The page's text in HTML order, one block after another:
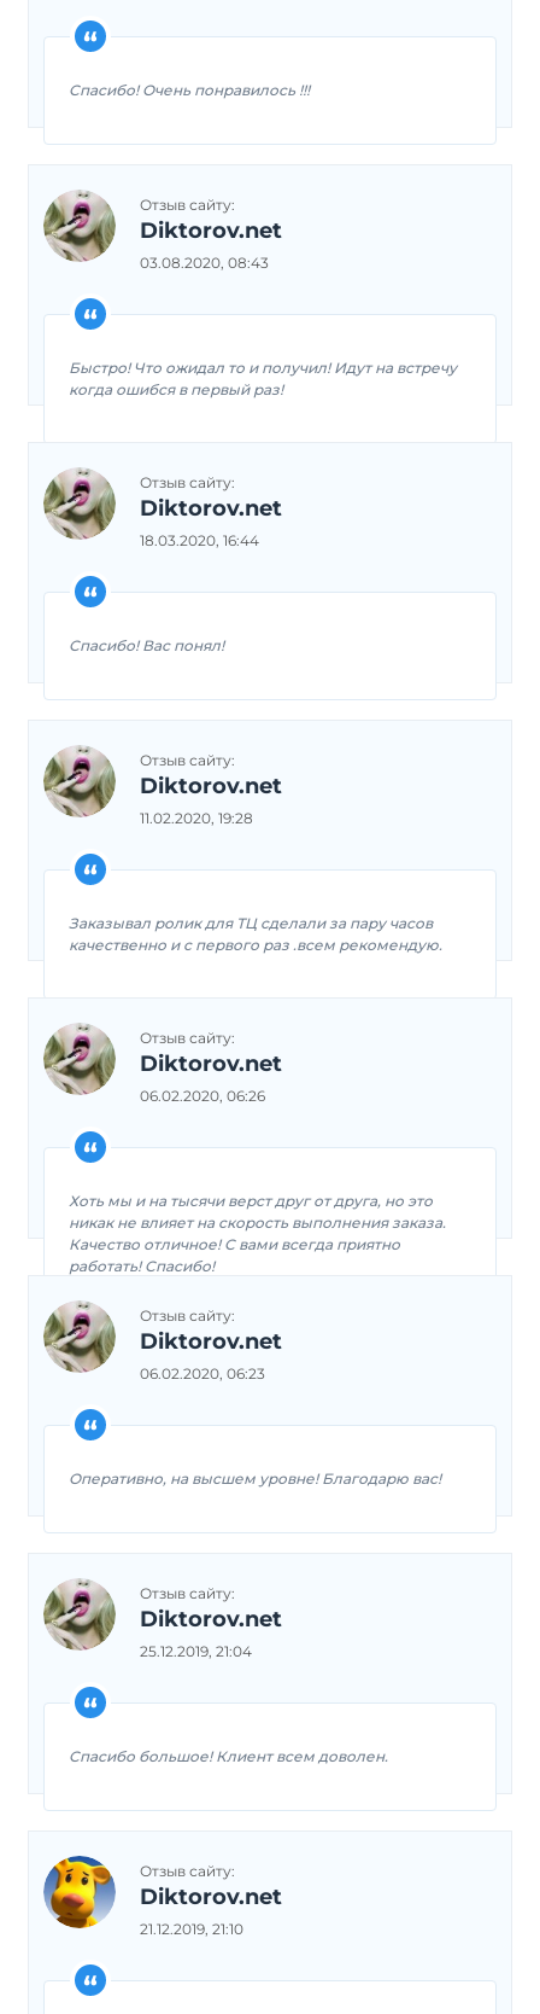
Спасибо! Очень понравилось !!!
Отзыв сайту:
Diktorov.net
03.08.2020, 08:43
Быстро! Что ожидал то и получил! Идут на встречу
когда ошибся в первый раз!
Отзыв сайту:
Diktorov.net
18.03.2020, 16:44
Спасибо! Вас понял!
Отзыв сайту:
Diktorov.net
11.02.2020, 19:28
Заказывал ролик для ТЦ сделали за пару часов
качественно и с первого раз .всем рекомендую.
Отзыв сайту:
Diktorov.net
06.02.2020, 06:26
Хоть мы и на тысячи верст друг от друга, но это
никак не влияет на скорость выполнения заказа.
Качество отличное! С вами всегда приятно
работать! Спасибо!
Отзыв сайту:
Diktorov.net
06.02.2020, 06:23
Оперативно, на высшем уровне! Благодарю вас!
Отзыв сайту:
Diktorov.net
25.12.2019, 21:04
Спасибо большое! Клиент всем доволен.
Отзыв сайту:
Diktorov.net
21.12.2019, 21:10